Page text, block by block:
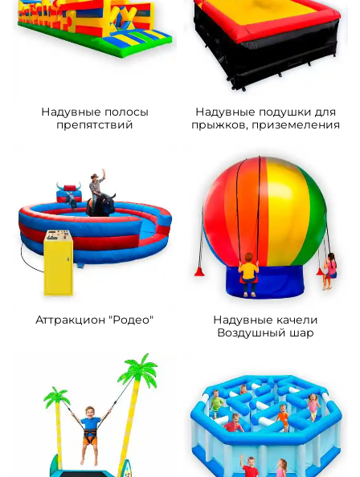
Надувные полосы
препятствий
Надувные подушки для
прыжков, приземеления
Аттракцион "Родео"
Надувные качели
Воздушный шар